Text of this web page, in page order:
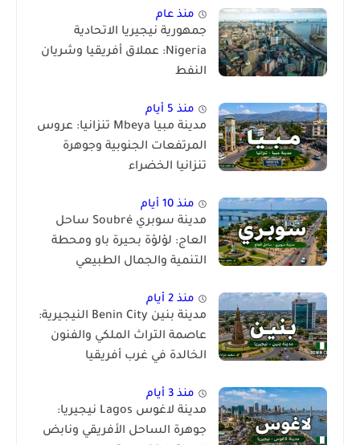
منذ عام
جمهورية نيجيريا الاتحادية
Nigeria: عملاق أفريقيا وشريان
النفط
منذ 5 أيام
مدينة مبيا Mbeya تنزانيا: عروس
المرتفعات الجنوبية وجوهرة
تنزانيا الخضراء
منذ 10 أيام
مدينة سوبري Soubré ساحل
العاج: لؤلؤة بحيرة باو ومحطة
التنمية والجمال الطبيعي
منذ 2 أيام
مدينة بنين Benin City النيجيرية:
عاصمة التراث الملكي والفنون
الخالدة في غرب أفريقيا
منذ 3 أيام
مدينة لاغوس Lagos نيجيريا:
جوهرة الساحل الأفريقي ونابض